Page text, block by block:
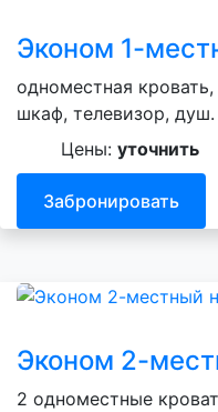
Эконом 1-
одноместная
шкаф, телевизор, душ.
Цены: уточнить
Забронировать
Эконом 2-
2 одноместные